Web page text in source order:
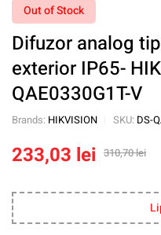
Out of Stock
Difuzor analog
exterior IP65-
QAE0330G1T-V
Brands: HIKVISION SKU: DS-
310,70lei
233,03 lei